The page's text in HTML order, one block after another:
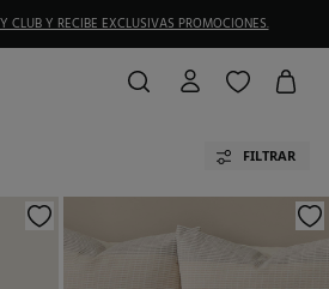
CLUB Y RECIBE EXCLUSIVAS PROMOCIONES.
FILTRAR